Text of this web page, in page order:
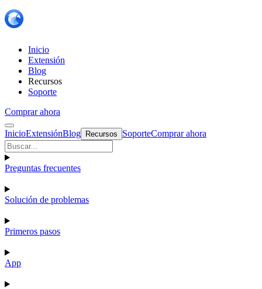
Inicio
Extensión
Blog
Recursos
Soporte
Comprar ahora
InicioExtensiónBlog Recursos SoporteComprar ahora
Preguntas frecuentes
Solución de problemas
Primeros pasos
App